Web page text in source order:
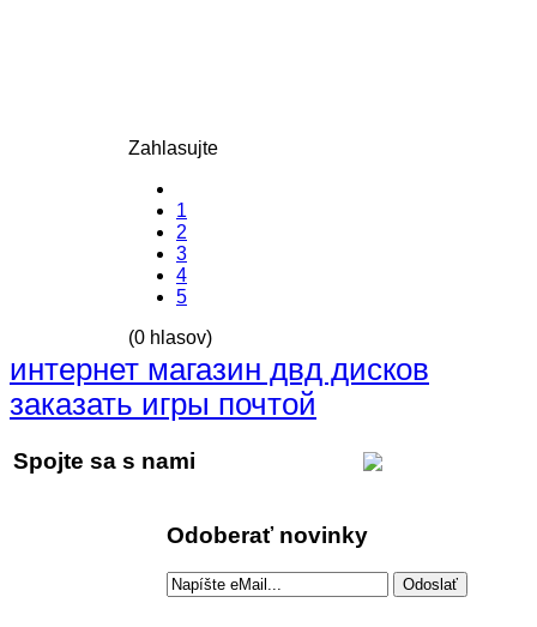
Zahlasujte
1
2
3
4
5
(0 hlasov)
интернет магазин двд дисков
заказать игры почтой
Spojte sa s nami
Odoberať novinky